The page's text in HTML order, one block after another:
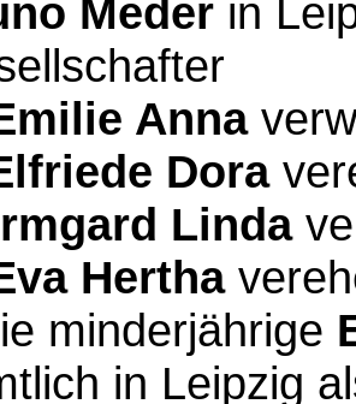
Meder in
Anna
Dora
Linda
Hertha
minderjährige
in Leipzig